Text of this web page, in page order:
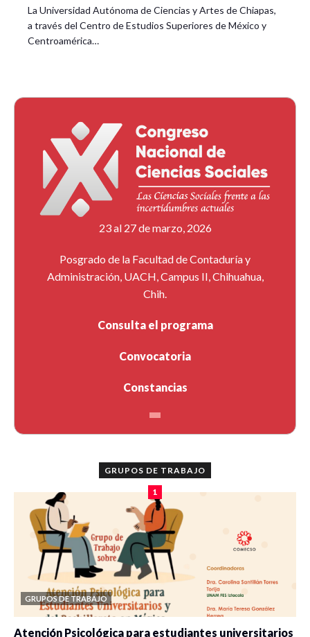
La Universidad Autónoma de Ciencias y Artes de Chiapas,
a través del Centro de Estudios Superiores de México y
Centroamérica…
23 al 27 de marzo, 2026
Posgrado de la Facultad de Contaduría y
Administración, UACH, Campus II, Chihuahua,
Chih.
Consulta el programa
Convocatoria
Constancias
GRUPOS DE TRABAJO
1
GRUPOS DE TRABAJO
Atención Psicológica para estudiantes universitarios